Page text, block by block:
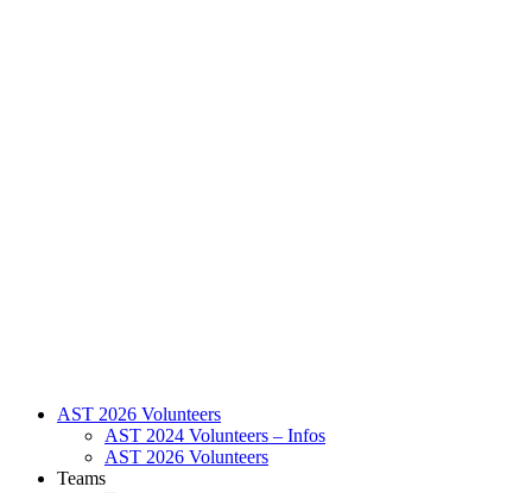
AST 2026 Volunteers
AST 2024 Volunteers – Infos
AST 2026 Volunteers
Teams